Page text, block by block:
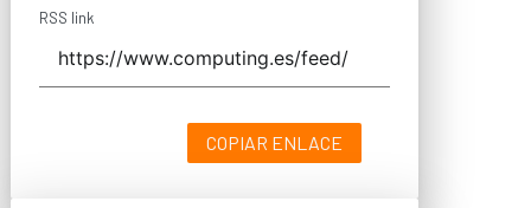
RSS link
COPIAR ENLACE